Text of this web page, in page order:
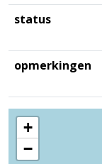
status
opmerkingen
+
−